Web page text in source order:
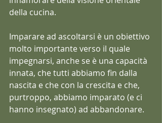
della cucina.
Imparare ad ascoltarsi è un obiettivo
molto importante verso il quale
impegnarsi, anche se è una capacità
innata, che tutti abbiamo fin dalla
nascita e che con la crescita e che,
purtroppo, abbiamo imparato (e ci
hanno insegnato) ad abbandonare.